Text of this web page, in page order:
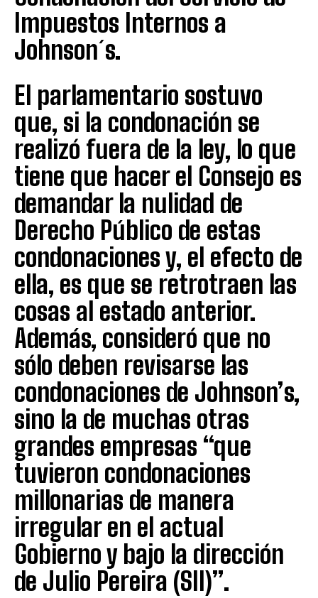
Impuestos Internos a
Johnson´s.
El parlamentario sostuvo
que, si la condonación se
realizó fuera de la ley, lo que
tiene que hacer el Consejo es
demandar la nulidad de
Derecho Público de estas
condonaciones y, el efecto de
ella, es que se retrotraen las
cosas al estado anterior.
Además, consideró que no
sólo deben revisarse las
condonaciones de Johnson’s,
sino la de muchas otras
grandes empresas “que
tuvieron condonaciones
millonarias de manera
irregular en el actual
Gobierno y bajo la dirección
de Julio Pereira (SII)”.